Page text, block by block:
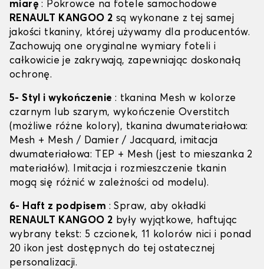
miarę: Pokrowce na fotele samochodowe
RENAULT KANGOO 2 są wykonane z tej samej
jakości tkaniny, której używamy dla producentów.
Zachowują one oryginalne wymiary foteli i
całkowicie je zakrywają, zapewniając doskonałą
ochronę.
5- Styl i wykończenie : tkanina Mesh w kolorze
czarnym lub szarym, wykończenie Overstitch
(możliwe różne kolory), tkanina dwumateriałowa:
Mesh + Mesh / Damier / Jacquard, imitacja
dwumateriałowa: TEP + Mesh (jest to mieszanka 2
materiałów). Imitacja i rozmieszczenie tkanin
mogą się różnić w zależności od modelu).
6- Haft z podpisem : Spraw, aby okładki
RENAULT KANGOO 2 były wyjątkowe, haftując
wybrany tekst: 5 czcionek, 11 kolorów nici i ponad
20 ikon jest dostępnych do tej ostatecznej
personalizacji.